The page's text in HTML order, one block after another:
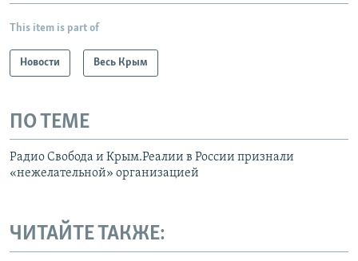
This item is part of
Новости Весь Крым
ПО ТЕМЕ
Радио Свобода и Крым.Реалии в России признали
«нежелательной» организацией
ЧИТАЙТЕ ТАКЖЕ: